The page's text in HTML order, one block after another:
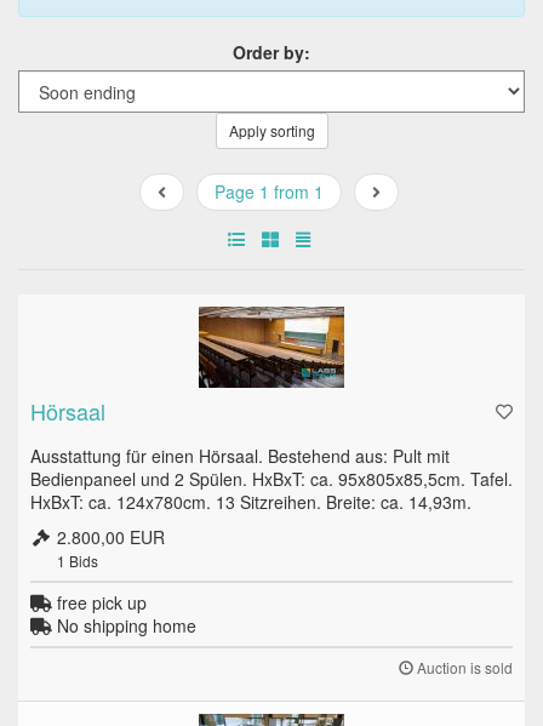
Order by:
Apply sorting
Page 1 from 1
Hörsaal
Ausstattung für einen Hörsaal. Bestehend aus: Pult mit
Bedienpaneel und 2 Spülen. HxBxT: ca. 95x805x85,5cm. Tafel.
HxBxT: ca. 124x780cm. 13 Sitzreihen. Breite: ca. 14,93m.
2.800,00 EUR
1 Bids
free pick up
No shipping home
Auction is sold